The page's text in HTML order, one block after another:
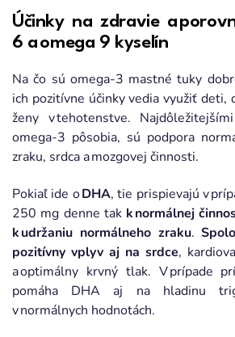
Účinky na zdravie a
6 a omega 9 kyselín
Na čo sú omega-3 mastné tuky
ich pozitívne účinky vedia využiť deti,
ženy v tehotenstve.
omega-3 pôsobia, sú podpora
zraku, srdca a mozgovej činnosti.
Pokiaľ ide oDHA, tie prispievajú v
250 mg denne tak k normálnej
k udržaniu normálneho zraku.
pozitívny vplyv aj na srdce,
a optimálny krvný tlak. V prípade
pomáha DHA aj na hladinu
v normálnych hodnotách.